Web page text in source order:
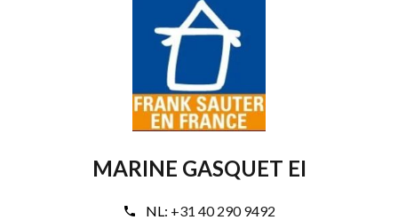
MARINE GASQUET EI
NL: +31 40 290 9492